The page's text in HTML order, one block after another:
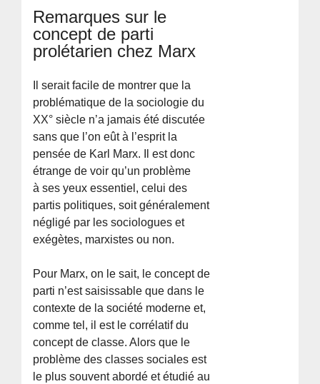
Remarques sur le
concept de parti
prolétarien chez Marx
Il serait facile de montrer que la
problématique de la sociologie du
XX° siècle n’a jamais été discutée
sans que l’on eût à l’esprit la
pensée de Karl Marx. Il est donc
étrange de voir qu’un problème
à ses yeux essentiel, celui des
partis politiques, soit généralement
négligé par les sociologues et
exégètes, marxistes ou non.
Pour Marx, on le sait, le concept de
parti n’est saisissable que dans le
contexte de la société moderne et,
comme tel, il est le corrélatif du
concept de classe. Alors que le
problème des classes sociales est
le plus souvent abordé et étudié au